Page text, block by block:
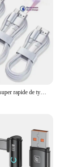
Câble de charge super rapide de type C pour Samsung Huawei Xiaomi Redmi, transfert de données, 3 pièces